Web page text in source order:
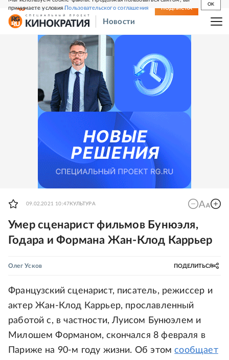
принимаете условияПользовательского соглашения
OK
СВЕЖИЙ НОМЕР ПОДПИСКА
Новости
09.02.2021 10:47 КУЛЬТУРА
Умер сценарист фильмов Бунюэля,
Годара и Формана Жан-Клод Каррьер
Олег Усков ПОДЕЛИТЬСЯ
Французский сценарист, писатель, режиссер и
актер Жан-Клод Каррьер, прославленный
работой с, в частности, Луисом Бунюэлем и
Милошем Форманом, скончался 8 февраля в
Париже на 90-м году жизни. Об этомсообщает